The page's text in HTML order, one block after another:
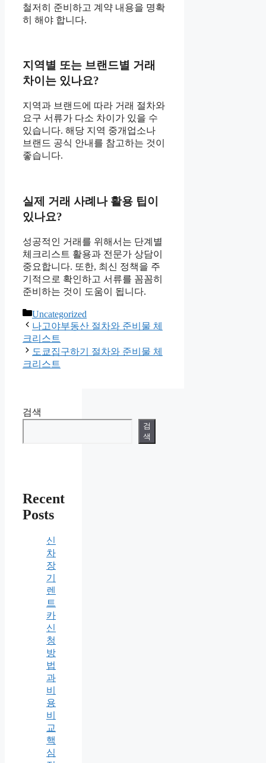
철저히 준비하고 계약 내용을 명확
히 해야 합니다.
지역별 또는 브랜드별 거래
차이는 있나요?
지역과 브랜드에 따라 거래 절차와
요구 서류가 다소 차이가 있을 수
있습니다. 해당 지역 중개업소나
브랜드 공식 안내를 참고하는 것이
좋습니다.
실제 거래 사례나 활용 팁이
있나요?
성공적인 거래를 위해서는 단계별
체크리스트 활용과 전문가 상담이
중요합니다. 또한, 최신 정책을 주
기적으로 확인하고 서류를 꼼꼼히
준비하는 것이 도움이 됩니다.
카
테
고
리
Uncategorized
나고야부동산 절차와 준비물 체
크리스트
도쿄집구하기 절차와 준비물 체
크리스트
검색
검
색
Recent
Posts
신
차
장
기
렌
트
카
신
청
방
법
과
비
용
비
교
핵
심